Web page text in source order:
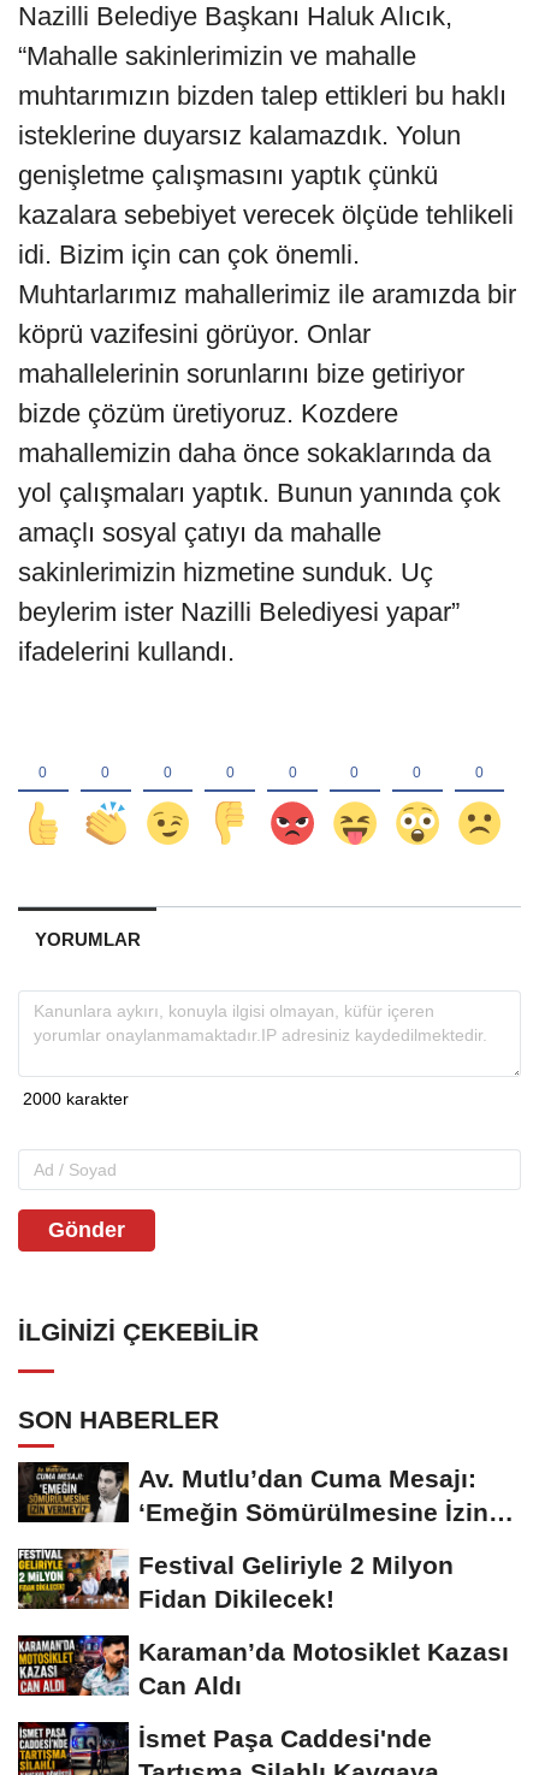
Nazilli Belediye Başkanı Haluk Alıcık,
“Mahalle sakinlerimizin ve mahalle
muhtarımızın bizden talep ettikleri bu haklı
isteklerine duyarsız kalamazdık. Yolun
genişletme çalışmasını yaptık çünkü
kazalara sebebiyet verecek ölçüde tehlikeli
idi. Bizim için can çok önemli.
Muhtarlarımız mahallerimiz ile aramızda bir
köprü vazifesini görüyor. Onlar
mahallelerinin sorunlarını bize getiriyor
bizde çözüm üretiyoruz. Kozdere
mahallemizin daha önce sokaklarında da
yol çalışmaları yaptık. Bunun yanında çok
amaçlı sosyal çatıyı da mahalle
sakinlerimizin hizmetine sunduk. Uç
beylerim ister Nazilli Belediyesi yapar”
ifadelerini kullandı.
YORUMLAR
Gönder
İLGINIZI ÇEKEBILIR
SON HABERLER
Av. Mutlu’dan Cuma Mesajı:
‘Emeğin Sömürülmesine İzin
Festival Geliriyle 2 Milyon
Fidan Dikilecek!
Karaman’da Motosiklet Kazası
Can Aldı
İsmet Paşa Caddesi'nde